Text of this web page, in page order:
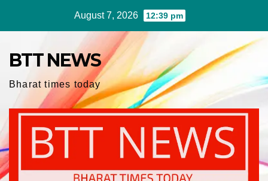
August 7, 2026 12:39 pm
BTT NEWS
Bharat times today